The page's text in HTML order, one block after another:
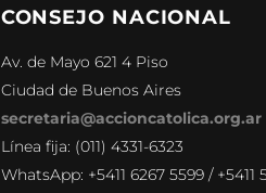
CONSEJO NACIONAL
Av. de Mayo 621 4 Piso
Ciudad de Buenos Aires
secretaria@accioncatolica.org.ar
Línea fija: (011) 4331-6323
WhatsApp: +5411 6267 5599 / +5411